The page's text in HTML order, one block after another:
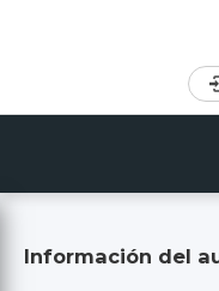
Información del